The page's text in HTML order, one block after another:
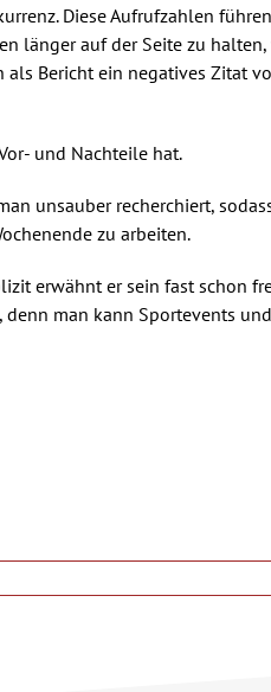
Diese Aufrufzahlen
länger auf der Seite zu
Bericht ein negatives Zitat
und Nachteile hat.
unsauber recherchiert,
zu arbeiten.
erwähnt er sein fast schon
man kann Sportevents